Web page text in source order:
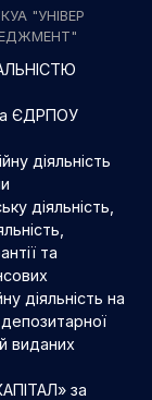
"УНІВЕР
ЄДРПОУ
діяльність
діяльність,
та
діяльність на
виданих
за